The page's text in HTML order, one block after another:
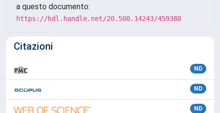
a questo documento:
https://hdl.handle.net/20.500.14243/459380
Citazioni
ND
ND
ND